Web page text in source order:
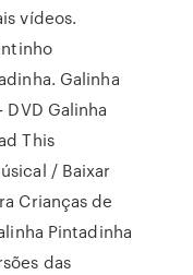
vídeos.
Galinha
DVD Galinha
This
/ Baixar
Crianças de
Pintadinha
das